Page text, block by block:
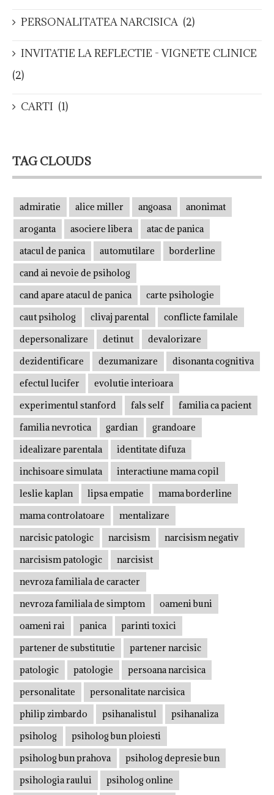
PERSONALITATEA NARCISICA (2)
INVITATIE LA REFLECTIE - VIGNETE CLINICE
(2)
CARTI (1)
TAG CLOUDS
admiratie alice miller angoasa
anonimat
aroganta
asociere libera
atac de panica
atacul de panica
automutilare
borderline
cand ai nevoie de psiholog
cand apare atacul de panica
carte psihologie
caut psiholog
clivaj parental
conflicte familale
depersonalizare
detinut
devalorizare
dezidentificare
dezumanizare
disonanta cognitiva
efectul lucifer
evolutie interioara
experimentul stanford
fals self
familia ca pacient
familia nevrotica
gardian
grandoare
idealizare parentala
identitate difuza
inchisoare simulata
interactiune mama copil
leslie kaplan
lipsa empatie
mama borderline
mama controlatoare
mentalizare
narcisic patologic
narcisism
narcisism negativ
narcisism patologic
narcisist
nevroza familiala de caracter
nevroza familiala de simptom
oameni buni
oameni rai
panica
parinti toxici
partener de substitutie
partener narcisic
patologic
patologie
persoana narcisica
personalitate
personalitate narcisica
philip zimbardo
psihanalistul
psihanaliza
psiholog
psiholog bun ploiesti
psiholog bun prahova
psiholog depresie bun
psihologia raului
psiholog online